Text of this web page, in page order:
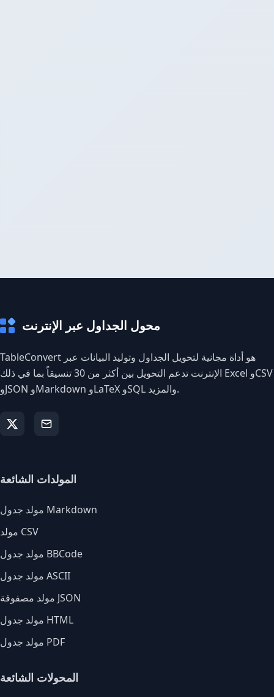
محول الجداول عبر الإنترنت
TableConvert هو أداة مجانية لتحويل الجداول وتوليد البيانات عبر
الإنترنت تدعم التحويل بين أكثر من 30 تنسيقاً بما في ذلك Excel وCSV
وJSON وMarkdown وLaTeX وSQL والمزيد.
المولدات الشائعة
مولد جدول Markdown
مولد CSV
مولد جدول BBCode
مولد جدول ASCII
مولد مصفوفة JSON
مولد جدول HTML
مولد جدول PDF
المحولات الشائعة